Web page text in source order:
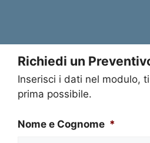
Richiedi un
Inserisci i dati nel modulo,
prima possibile.
Nome e Cognome *